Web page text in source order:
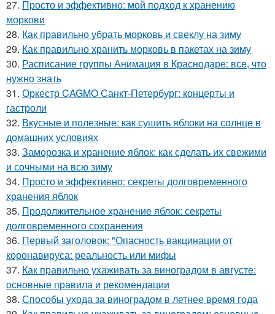
27. Просто и эффективно: мой подход к хранению
моркови
28. Как правильно убрать морковь и свеклу на зиму
29. Как правильно хранить морковь в пакетах на зиму
30. Расписание группы Анимация в Краснодаре: все, что
нужно знать
31. Оркестр CAGMO Санкт-Петербург: концерты и
гастроли
32. Вкусные и полезные: как сушить яблоки на солнце в
домашних условиях
33. Заморозка и хранение яблок: как сделать их свежими
и сочными на всю зиму
34. Просто и эффективно: секреты долговременного
хранения яблок
35. Продолжительное хранение яблок: секреты
долговременного сохранения
36. Первый заголовок: "Опасность вакцинации от
коронавируса: реальность или мифы
37. Как правильно ухаживать за виноградом в августе:
основные правила и рекомендации
38. Способы ухода за виноградом в летнее время года